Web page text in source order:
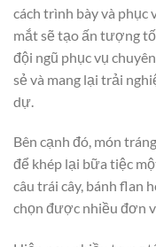
cách trình bày và
mắt sẽ tạo ấn tượng
đội ngũ phục vụ
sẻ và mang lại trải
dự.
Bên cạnh đó, món
để khép lại bữa tiệc
câu trái cây, bánh flan
chọn được nhiều đơn